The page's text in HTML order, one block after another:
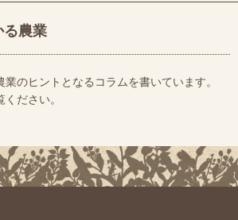
る農業
業のヒントとなるコラムを書いています。
ださい。